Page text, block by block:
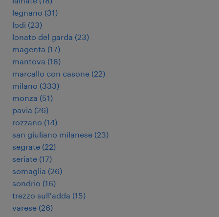
legnano (31)
lodi (23)
lonato del garda (23)
magenta (17)
mantova (18)
marcallo con casone (22)
milano (333)
monza (51)
pavia (26)
rozzano (14)
san giuliano milanese (23)
segrate (22)
seriate (17)
somaglia (26)
sondrio (16)
trezzo sull'adda (15)
varese (26)